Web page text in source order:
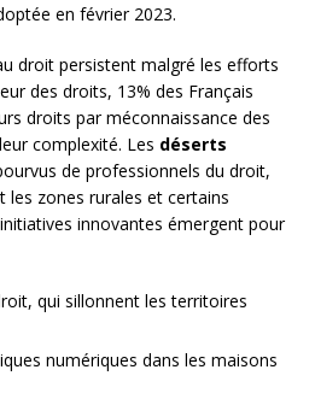
en février 2023.
droit persistent malgré les efforts
des droits, 13% des Français
droits par méconnaissance des
complexité. Les déserts
de professionnels du droit,
les zones rurales et certains
innovantes émergent pour
qui sillonnent les territoires
numériques dans les maisons